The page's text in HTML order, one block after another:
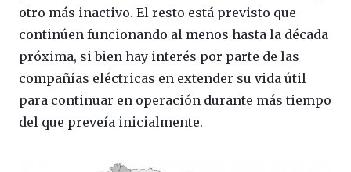
otro más inactivo. El resto está previsto que
continúen funcionando al menos hasta la década
próxima, si bien hay interés por parte de las
compañías eléctricas en extender su vida útil
para continuar en operación durante más tiempo
del que preveía inicialmente.